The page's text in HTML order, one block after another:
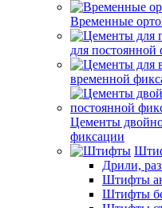
Временные
для постоянной
временной
Цементы
фиксации
Дрили,
Штифты
Штифты